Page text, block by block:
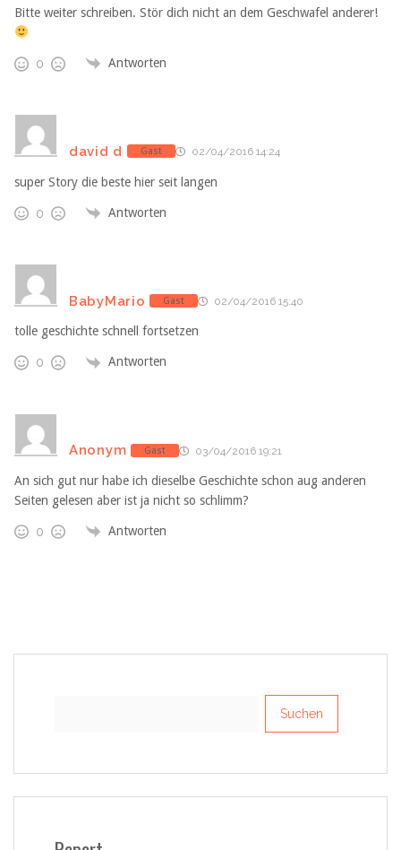
Bitte weiter schreiben. Stör dich nicht an dem Geschwafel anderer!
0 Antworten
david d Gast 02/04/2016 14:24
super Story die beste hier seit langen
0 Antworten
BabyMario Gast 02/04/2016 15:40
tolle geschichte schnell fortsetzen
0 Antworten
Anonym Gast 03/04/2016 19:21
An sich gut nur habe ich dieselbe Geschichte schon aug anderen
Seiten gelesen aber ist ja nicht so schlimm?
0 Antworten